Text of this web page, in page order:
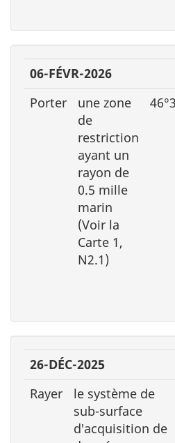
06-FÉVR-2026
Porter
une zone
de
restriction
ayant un
rayon de
0.5 mille
marin
(Voir la
Carte 1,
N2.1)
26-DÉC-2025
Rayer
le système de
sub-surface
d′acquisition de